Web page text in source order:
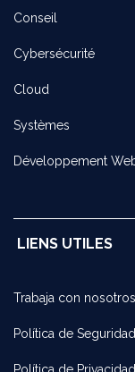
Conseil
Cybersécurité
Cloud
Systèmes
Développement
LIENS UTILES
Trabaja con noso​tros
Política de Seguridad